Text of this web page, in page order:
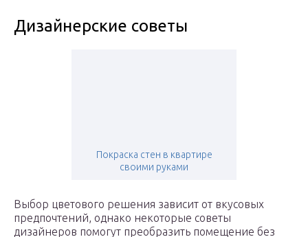
Дизайнерские советы
Покраска стен в квартире
своими руками
Выбор цветового решения зависит от вкусовых
предпочтений, однако некоторые советы
дизайнеров помогут преобразить помещение без